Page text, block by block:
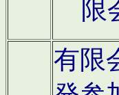
限
有限